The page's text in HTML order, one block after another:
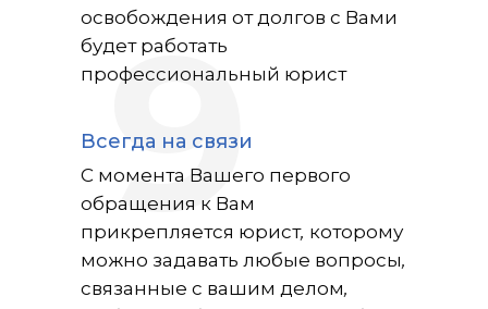
9
Всегда на связи
освобождения от долгов с Вами
будет работать
профессиональный юрист
С момента Вашего первого
обращения к Вам
прикрепляется юрист, которому
можно задавать любые вопросы,
связанные с вашим делом,